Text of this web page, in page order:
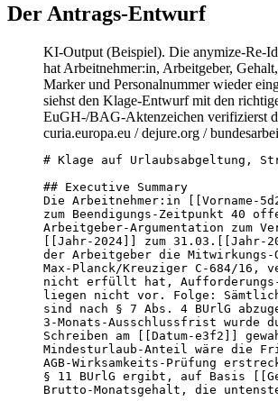
Der Antrags-Entwurf
KI-Output (Beispiel). Die anymize-Re-
hat Arbeitnehmer:in, Arbeitgeber,
Marker und Personalnummer wieder
siehst den Klage-Entwurf mit den
EuGH-/BAG-Aktenzeichen verifizierst
curia.europa.eu / dejure.org /
# Klage auf Urlaubsabgeltung,
## Executive Summary
Die Arbeitnehmer:in [[Vorname-
zum Beendigungs-Zeitpunkt 40
Arbeitgeber-Argumentation zum
[[Jahr-2024]] zum
der Arbeitgeber die Mitwirkungs-
Max-Planck/Kreuziger C-684/
nicht erfüllt hat, Aufforderungs-
liegen nicht vor. Folge:
sind nach § 7 Abs. 4 BUrlG
3-Monats-Ausschlussfrist wurde
Schreiben am [[Datum-e3f2]]
Mindesturlaub-Anteil wäre die
AGB-Wirksamkeits-Prüfung
§ 11 BUrlG ergibt, auf Basis
Brutto-Monatsgehalt, die